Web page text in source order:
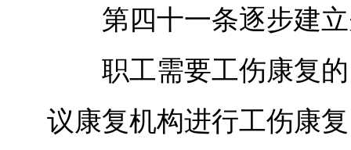
第四十一条逐步建立
职工需要工伤康复的
议康复机构进行工伤康